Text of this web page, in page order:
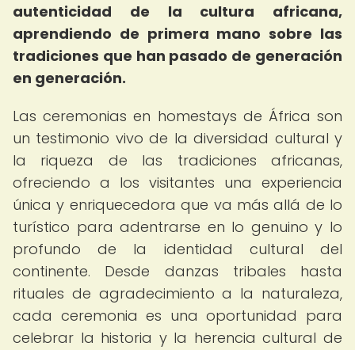
autenticidad de la cultura africana,
aprendiendo de primera mano sobre las
tradiciones que han pasado de generación
en generación.
Las ceremonias en homestays de África son
un testimonio vivo de la diversidad cultural y
la riqueza de las tradiciones africanas,
ofreciendo a los visitantes una experiencia
única y enriquecedora que va más allá de lo
turístico para adentrarse en lo genuino y lo
profundo de la identidad cultural del
continente. Desde danzas tribales hasta
rituales de agradecimiento a la naturaleza,
cada ceremonia es una oportunidad para
celebrar la historia y la herencia cultural de